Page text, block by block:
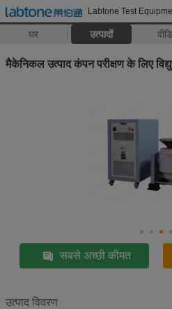
Labtone Test
घर उत्पादों
मैकेनिकल उत्पाद कंपन परीक्षण के लिए
सबसे अच्छी कीमत
उत्पाद विवरण